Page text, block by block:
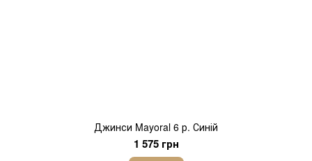
Джинси Mayoral 6 р. Синій
1 575 грн